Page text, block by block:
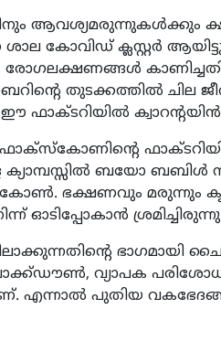
ആവശ്യമരുന്നുകള്‍ക്കും
കോവിഡ് ക്ലസ്റ്റര്‍
രോഗലക്ഷണങ്ങള്‍
തുടക്കത്തില്‍ ചില
ഈ ഫാക്ടറിയില്‍
ബയോ ബബിള്‍
ഭക്ഷണവും മരുന്നും
ഓടിപ്പോകാന്‍
വ്യാപക
എന്നാല്‍ പുതിയ